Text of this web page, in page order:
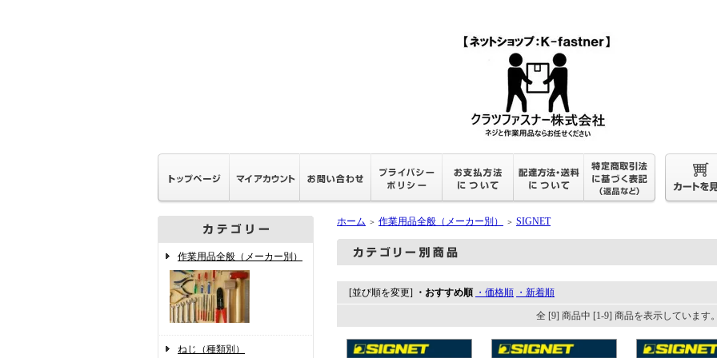
作業用品全般（メーカー別）
ねじ（種類別）
ホーム ＞ 作業用品全般（メーカー別） ＞ SIGNET
[並び順を変更] ・おすすめ順 ・価格順 ・新着順
全 [9] 商品中 [1-9] 商品を表示しています